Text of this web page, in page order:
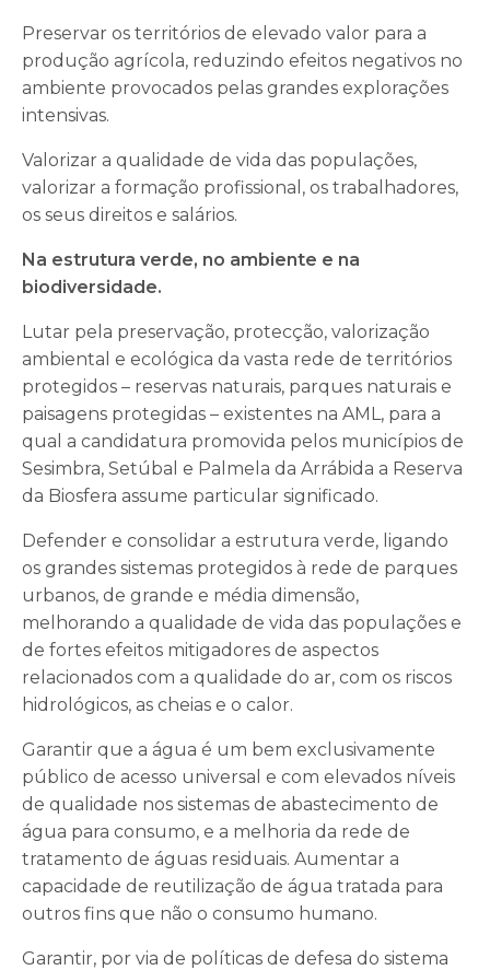
Preservar os territórios de elevado valor para a
produção agrícola, reduzindo efeitos negativos no
ambiente provocados pelas grandes explorações
intensivas.
Valorizar a qualidade de vida das populações,
valorizar a formação profissional, os trabalhadores,
os seus direitos e salários.
Na estrutura verde, no ambiente e na
biodiversidade.
Lutar pela preservação, protecção, valorização
ambiental e ecológica da vasta rede de territórios
protegidos – reservas naturais, parques naturais e
paisagens protegidas – existentes na AML, para a
qual a candidatura promovida pelos municípios de
Sesimbra, Setúbal e Palmela da Arrábida a Reserva
da Biosfera assume particular significado.
Defender e consolidar a estrutura verde, ligando
os grandes sistemas protegidos à rede de parques
urbanos, de grande e média dimensão,
melhorando a qualidade de vida das populações e
de fortes efeitos mitigadores de aspectos
relacionados com a qualidade do ar, com os riscos
hidrológicos, as cheias e o calor.
Garantir que a água é um bem exclusivamente
público de acesso universal e com elevados níveis
de qualidade nos sistemas de abastecimento de
água para consumo, e a melhoria da rede de
tratamento de águas residuais. Aumentar a
capacidade de reutilização de água tratada para
outros fins que não o consumo humano.
Garantir, por via de políticas de defesa do sistema